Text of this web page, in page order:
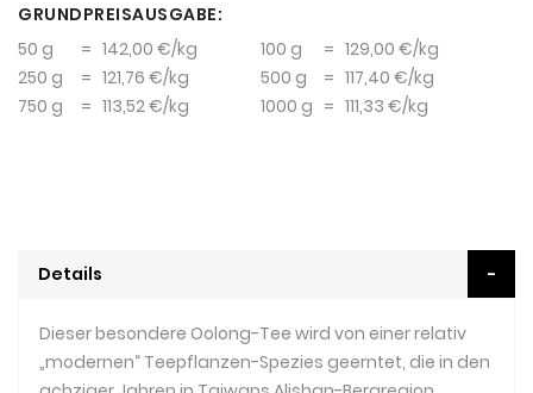
GRUNDPREISAUSGABE:
50 g
= 142,00 €/kg 100 g = 129,00 €/kg
250 g
= 121,76 €/kg 500 g = 117,40 €/kg
750 g
= 113,52 €/kg 1000 g = 111,33 €/kg
Details
Dieser besondere Oolong-Tee wird von einer relativ
„modernen“ Teepflanzen-Spezies geerntet, die in den